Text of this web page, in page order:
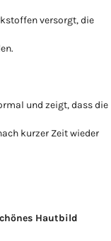
versorgt, die
und zeigt, dass die
kurzer Zeit wieder
Hautbild